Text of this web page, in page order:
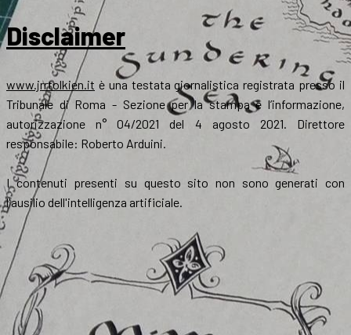
Disclaimer
www.jrrtolkien.it è una testata giornalistica registrata presso il
Tribunale di Roma - Sezione per la stampa e l’informazione,
autorizzazione n° 04/2021 del 4 agosto 2021. Direttore
responsabile: Roberto Arduini.
I contenuti presenti su questo sito non sono generati con
l'ausilio dell'intelligenza artificiale.